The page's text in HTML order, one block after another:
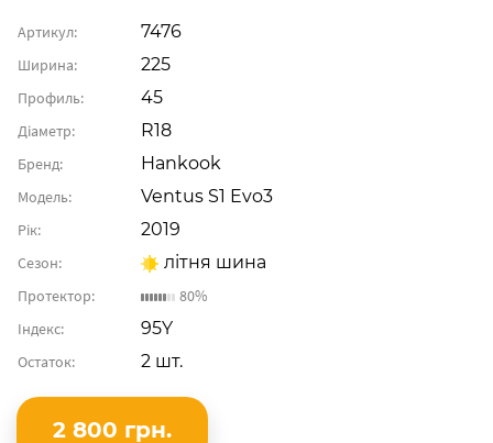
Артикул: 7476
Ширина: 225
Профиль: 45
Діаметр: R18
Бренд: Hankook
Модель: Ventus S1 Evo3
Рік: 2019
Сезон: літня шина
Протектор:
80%
Індекс:
95Y
Остаток: 2 шт.
2 800 грн.